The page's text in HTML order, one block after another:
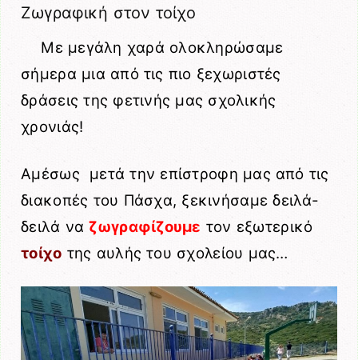
Ζωγραφική στον τοίχο
Με μεγάλη χαρά ολοκληρώσαμε
σήμερα μια από τις πιο ξεχωριστές
δράσεις της φετινής μας σχολικής
χρονιάς!
Αμέσως μετά την επίστροφη μας από τις
διακοπές του Πάσχα, ξεκινήσαμε δειλά-
δειλά ναζωγραφίζουμε τον εξωτερικό
τοίχο της αυλής του σχολείου μας…